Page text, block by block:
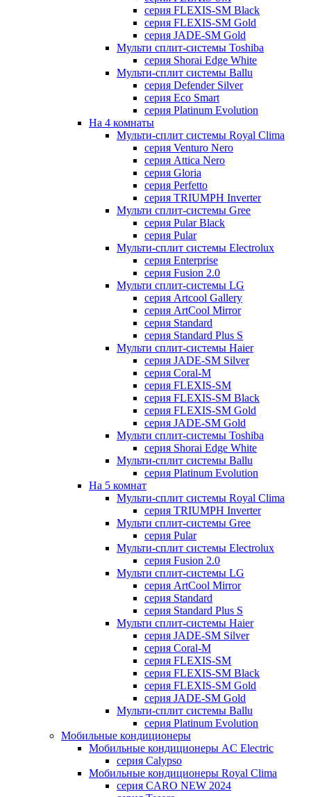
серия FLEXIS-SM Black
серия FLEXIS-SM Gold
серия JADE-SM Gold
Мульти сплит-системы Toshiba
серия Shorai Edge White
Мульти-сплит системы Ballu
серия Defender Silver
серия Eco Smart
серия Platinum Evolution
На 4 комнаты
Мульти-сплит системы Royal Clima
серия Venturo Nero
серия Attica Nero
серия Gloria
серия Perfetto
серия TRIUMPH Inverter
Мульти сплит-системы Gree
серия Pular Black
серия Pular
Мульти-сплит системы Electrolux
серия Enterprise
серия Fusion 2.0
Мульти сплит-системы LG
серия Artcool Gallery
серия ArtCool Mirror
серия Standard
серия Standard Plus S
Мульти сплит-системы Haier
серия JADE-SM Silver
серия Coral-M
серия FLEXIS-SM
серия FLEXIS-SM Black
серия FLEXIS-SM Gold
серия JADE-SM Gold
Мульти сплит-системы Toshiba
серия Shorai Edge White
Мульти-сплит системы Ballu
серия Platinum Evolution
На 5 комнат
Мульти-сплит системы Royal Clima
серия TRIUMPH Inverter
Мульти сплит-системы Gree
серия Pular
Мульти-сплит системы Electrolux
серия Fusion 2.0
Мульти сплит-системы LG
серия ArtCool Mirror
серия Standard
серия Standard Plus S
Мульти сплит-системы Haier
серия JADE-SM Silver
серия Coral-M
серия FLEXIS-SM
серия FLEXIS-SM Black
серия FLEXIS-SM Gold
серия JADE-SM Gold
Мульти-сплит системы Ballu
серия Platinum Evolution
Мобильные кондиционеры
Мобильные кондиционеры AC Electric
серия Calypso
Мобильные кондиционеры Royal Clima
серия CARO NEW 2024